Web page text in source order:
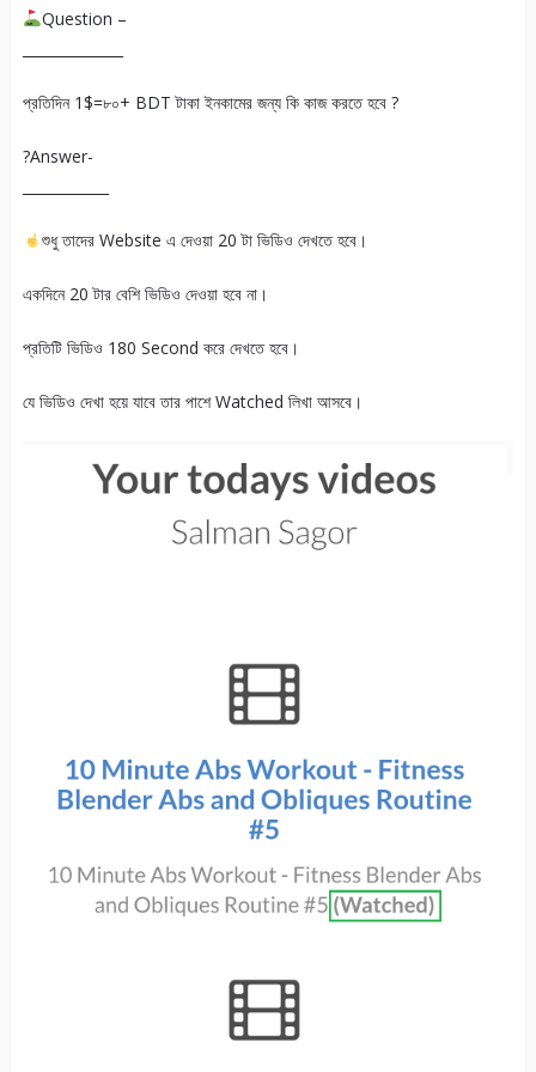
Question –
প্রতিদিন 1$=৮০+ BDT টাকা ইনকামের জন্য কি কাজ করতে হবে ?
?Answer-
শুধু তাদের Website এ দেওয়া 20 টা ভিডিও দেখতে হবে।
একদিনে 20 টার বেশি ভিডিও দেওয়া হবে না।
প্রতিটি ভিডিও 180 Second করে দেখতে হবে।
যে ভিডিও দেখা হয়ে যাবে তার পাশে Watched লিখা আসবে।